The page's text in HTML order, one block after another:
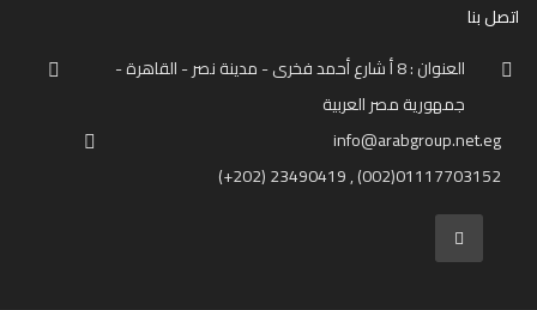
علوم
سلسلة
تجربة
شيقة
الأصطناعي
اتصل بنا
العنوان : 8 أ شارع أحمد فخرى - مدينة نصر - القاهرة -
جمهورية مصر العربية
info@arabgroup.net.eg
(+202) 23490419 , (002)01117703152